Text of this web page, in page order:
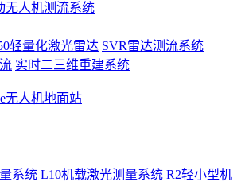
无人机测流系统
轻量化激光雷达 SVR雷达测流系统
实时二三维重建系统
无人机地面站
系统 L10机载激光测量系统 R2轻小型机